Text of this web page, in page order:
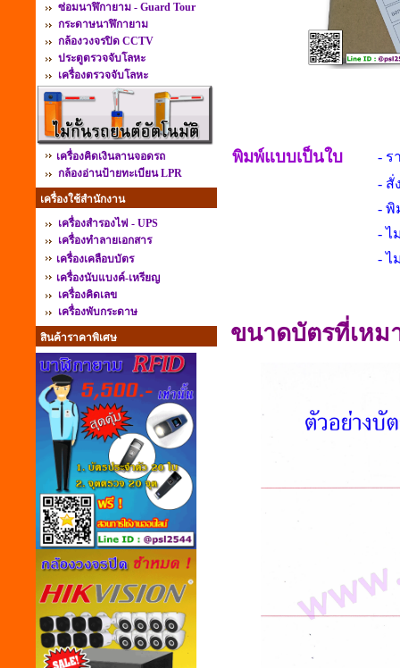
ซ่อมนาฬิกายาม - Guard Tour
กระดาษนาฬิกายาม
กล้องวงจรปิด CCTV
ประตูตรวจจับโลหะ
เครื่องตรวจจับโลหะ
เครื่องคิดเงินลานจอดรถ
กล้องอ่านป้ายทะเบียน LPR
เครื่องใช้สำนักงาน
เครื่องสำรองไฟ - UPS
เครื่องทำลายเอกสาร
เครื่องเคลือบบัตร
เครื่องนับแบงค์-เหรียญ
เครื่องคิดเลข
เครื่องพับกระดาษ
สินค้าราคาพิเศษ
พิมพ์แบบเป็นใบ
- ร
- สั่
- พิ
- ไ
- ไ
ขนาดบัตรที่เห